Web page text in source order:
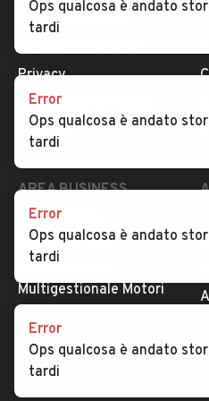
Dati identificativi
Privacy
Impostazioni Privacy
Security
AREA BUSINESS
Registrazione
concessionario
Multigestionale Motori
Ops qualcosa è andato
tardi
Error
Ops qualcosa è andato
tardi
Error
Ops qualcosa è andato
tardi
Error
Ops qualcosa è andato
tardi